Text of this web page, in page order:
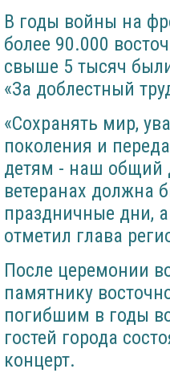
В годы войны на
более 90.000
свыше 5 тысяч
«За доблестный
«Сохранять мир,
поколения и
детям - наш общий
ветеранах должна
праздничные дни,
отметил глава
После церемонии
памятнику
погибшим в годы
гостей города
концерт.